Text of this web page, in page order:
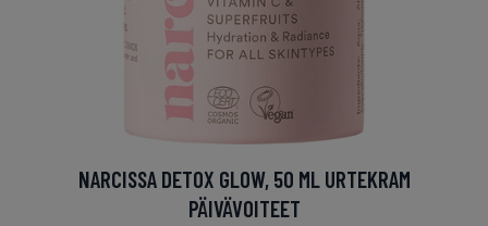
NARCISSA DETOX GLOW, 50 ML URTEKRAM
PÄIVÄVOITEET